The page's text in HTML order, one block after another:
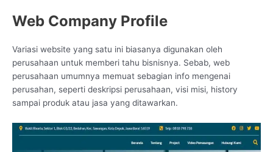
Web Company Profile
Variasi website yang satu ini biasanya digunakan oleh
perusahaan untuk memberi tahu bisnisnya. Sebab, web
perusahaan umumnya memuat sebagian info mengenai
perusahan, seperti deskripsi perusahaan, visi misi, history
sampai produk atau jasa yang ditawarkan.